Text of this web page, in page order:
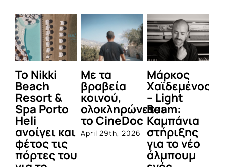
To Nikki
Beach
Resort &
Spa Porto
Heli
ανοίγει και
φέτος τις
πόρτες του
Με τα
βραβεία
κοινού,
ολοκληρώνεται
το CineDoc
April 29th, 2026
Μάρκος
Χαϊδεμένος
– Light
Beam:
Καμπάνια
στήριξης
για το νέο
άλμπουμ